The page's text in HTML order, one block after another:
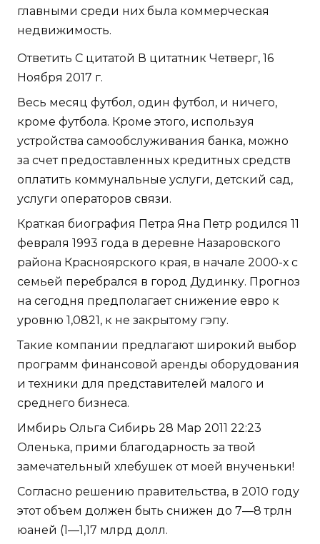
главными среди них была коммерческая
недвижимость.
Ответить С цитатой В цитатник Четверг, 16
Ноября 2017 г.
Весь месяц футбол, один футбол, и ничего,
кроме футбола. Кроме этого, используя
устройства самообслуживания банка, можно
за счет предоставленных кредитных средств
оплатить коммунальные услуги, детский сад,
услуги операторов связи.
Краткая биография Петра Яна Петр родился 11
февраля 1993 года в деревне Назаровского
района Красноярского края, в начале 2000-х с
семьей перебрался в город Дудинку. Прогноз
на сегодня предполагает снижение евро к
уровню 1,0821, к не закрытому гэпу.
Такие компании предлагают широкий выбор
программ финансовой аренды оборудования
и техники для представителей малого и
среднего бизнеса.
Имбирь Ольга Сибирь 28 Мар 2011 22:23
Оленька, прими благодарность за твой
замечательный хлебушек от моей внученьки!
Согласно решению правительства, в 2010 году
этот объем должен быть снижен до 7—8 трлн
юаней (1—1,17 млрд долл.